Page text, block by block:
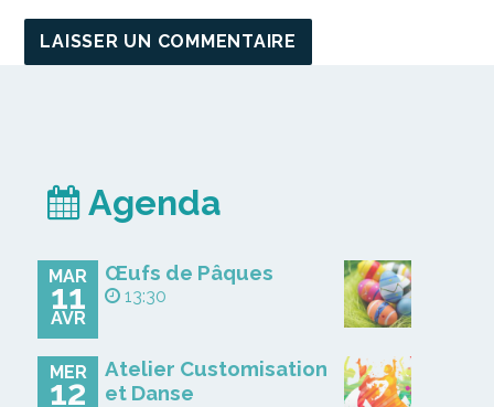
Agenda
MAR
11
AVR
Œufs de Pâques
13:30
MER
12
Atelier Customisation
et Danse